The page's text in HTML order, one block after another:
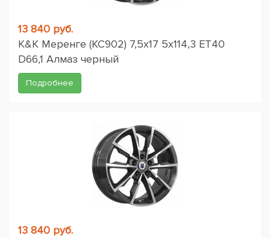
13 840 руб.
K&K Меренге (КС902) 7,5x17 5x114,3 ET40
D66,1 Алмаз черный
Подробнее
13 840 руб.